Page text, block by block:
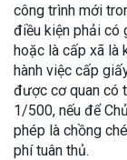
công trình mới
điều kiện phải có
hoặc là cấp xã là
hành việc cấp
được cơ quan có
1/500, nếu để
phép là chồng
phí tuân thủ.